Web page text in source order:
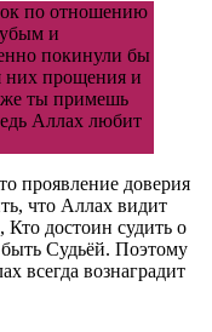
по отношению
и
покинули бы
них прощения и
же ты примешь
Аллах любит
проявление доверия
что Аллах видит
достоин судить о
Судьёй. Поэтому
всегда вознаградит